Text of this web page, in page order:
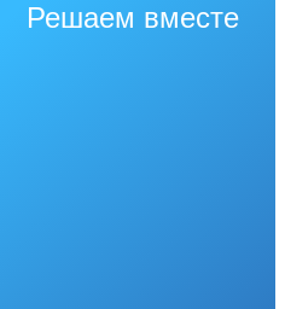
Решаем вместе